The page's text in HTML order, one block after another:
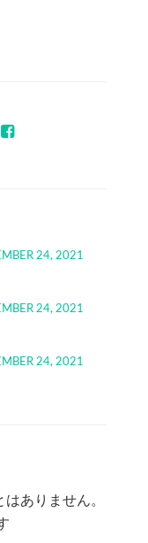
24, 2021
24, 2021
24, 2021
ありません。